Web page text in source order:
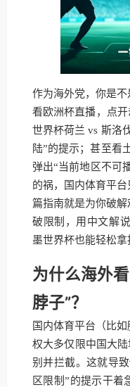
作为海外党，你是
看欧洲杯直播，点
世界杯荷兰 vs 斯洛
陆”的提示；甚至看
弹出“当前地区不可
的祸，国内体育平
篇指南就是为你破
破限制，用中文解
墨世界杯也能轻松拿
为什么海外
脖子”？
国内体育平台（比
权大多仅限中国大
别并拦截。这就导
区限制”的提示干着